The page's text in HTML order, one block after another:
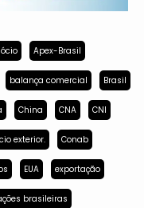
Apex-Brasil
balança comercial Brasil
China CNA CNI
exterior. Conab
EUA exportação
brasileiras